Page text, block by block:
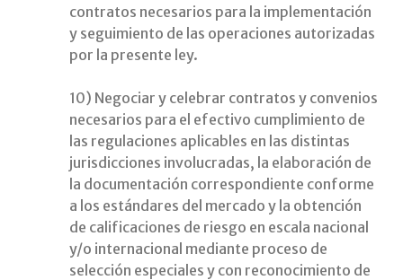
contratos necesarios para la implementación
y seguimiento de las operaciones autorizadas
por la presente ley.
10) Negociar y celebrar contratos y convenios
necesarios para el efectivo cumplimiento de
las regulaciones aplicables en las distintas
jurisdicciones involucradas, la elaboración de
la documentación correspondiente conforme
a los estándares del mercado y la obtención
de calificaciones de riesgo en escala nacional
y/o internacional mediante proceso de
selección especiales y con reconocimiento de